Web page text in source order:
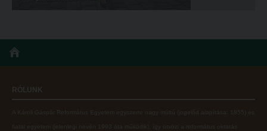
RÓLUNK
A Károli Gáspár Református Egyetem egyszerre nagy múltú (jogelőd alapítása: 1855) és
fiatal egyetem (jelenlegi nevén 1993 óta működik), így ötvözi a református oktatás